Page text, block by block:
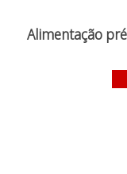
Alimentação